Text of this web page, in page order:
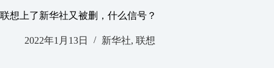
联想上了新华社又被删，什么信号？
2022年1月13日 新华社, 联想